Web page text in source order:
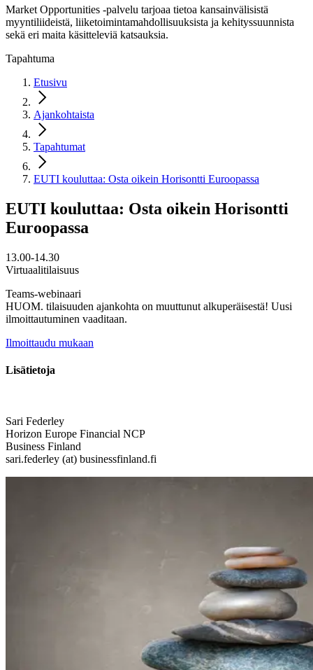
Market Opportunities -palvelu tarjoaa tietoa kansainvälisistä
myyntiliideistä, liiketoimintamahdollisuuksista ja kehityssuunnista
sekä eri maita käsitteleviä katsauksia.
Tapahtuma
Etusivu
Ajankohtaista
Tapahtumat
EUTI kouluttaa: Osta oikein Horisontti Euroopassa
EUTI kouluttaa: Osta oikein Horisontti
Euroopassa
13.00-14.30
Virtuaalitilaisuus
Teams-webinaari
HUOM. tilaisuuden ajankohta on muuttunut alkuperäisestä! Uusi
ilmoittautuminen vaaditaan.
Ilmoittaudu mukaan
Lisätietoja
Sari Federley
Horizon Europe Financial NCP
Business Finland
sari.federley (at) businessfinland.fi